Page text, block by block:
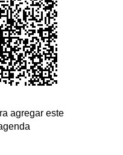
agregar este